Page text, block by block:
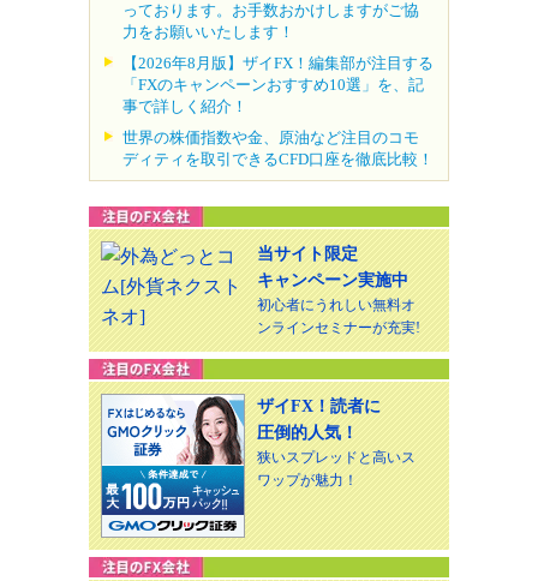
っております。お手数おかけしますがご協
力をお願いいたします！
【2026年8月版】ザイFX！編集部が注目する
「FXのキャンペーンおすすめ10選」を、記
事で詳しく紹介！
世界の株価指数や金、原油など注目のコモ
ディティを取引できるCFD口座を徹底比較！
当サイト限定
キャンペーン実施中
初心者にうれしい無料オ
ンラインセミナーが充実!
ザイFX！読者に
圧倒的人気！
狭いスプレッドと高いス
ワップが魅力！